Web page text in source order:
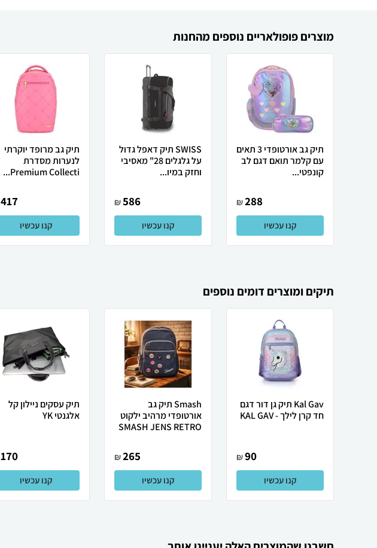
מוצרים פופולאריים נוספים מהחנות
תיק גב אורטופדי 3 תאים
עם קלמר תואם דגם לב
קונפטי...
288
₪
קנו עכשיו
SWISS תיק דאפל גדול
על גלגלים 28" מאסיבי
וחזק במיו...
586
₪
קנו עכשיו
תיק גב מרופד יוקרתי
לנערות מסדרת
Premium Collecti...
417
קנו עכשיו
תיקים ומוצרים דומים נוספים
Kal Gav תיק גן דור דגם
חד קרן לילך - KAL GAV
90
₪
קנו עכשיו
Smash תיק גב
אורטופדי מרהיב ילקוט
SMASH JENS RETRO
265
₪
קנו עכשיו
תיק עסקים ניילון קל
אלגנטי YK
170
קנו עכשיו